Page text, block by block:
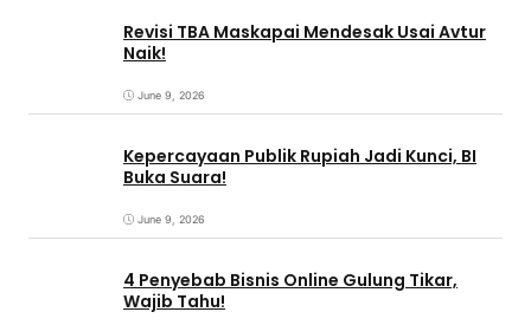
Revisi TBA Maskapai Mendesak Usai Avtur
Naik!
June 9, 2026
Kepercayaan Publik Rupiah Jadi Kunci, BI
Buka Suara!
June 9, 2026
4 Penyebab Bisnis Online Gulung Tikar,
Wajib Tahu!